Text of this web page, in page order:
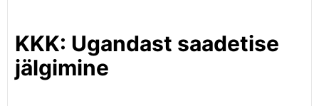
KKK: Ugandast saadetise
jälgimine